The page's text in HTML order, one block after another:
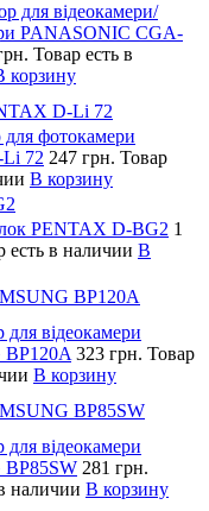
для відеокамери/
PANASONIC CGA-
Товар есть в
корзину
D-Li 72
фотокамери
72 247 грн. Товар
В корзину
PENTAX D-BG2 1
есть в наличии В
BP120A
відеокамери
323 грн. Товар
В корзину
BP85SW
відеокамери
281 грн.
наличии В корзину